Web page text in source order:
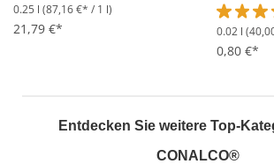
0.25 l (87,16 €* / 1 l)
21,79 €* 0.02 l
0,80 €*
Entdecken Sie weitere Top-
CONALCO®